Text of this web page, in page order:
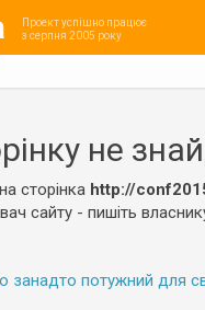
Проект успішно працює
з серпня 2005 року
не
сторінка http://
сайту - пишіть
занадто потужний для